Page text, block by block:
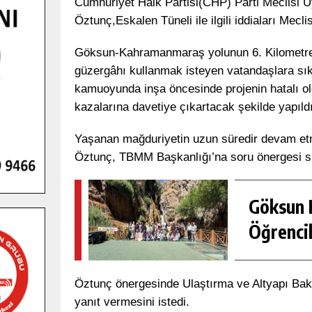
Öztunç,Eskalen Tüneli ile ilgili iddiaları
Göksun-Kahramanmaraş yolunun 6.
güzergâhı kullanmak isteyen vatandaşlara
kamuoyunda inşa öncesinde projenin hatalı
kazalarına davetiye çıkartacak şekilde
Yaşanan mağduriyetin uzun süredir devam
Öztunç, TBMM Başkanlığı’na soru önergesi
Göksun
Öztunç önergesinde Ulaştırma ve Altyapı
yanıt vermesini istedi.